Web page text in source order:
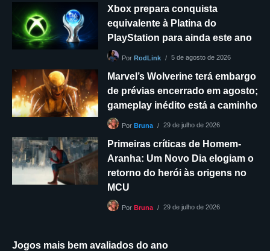
Xbox prepara conquista
equivalente à Platina do
PlayStation para ainda este ano
Por RodLink 5 de agosto de 2026
Marvel’s Wolverine terá embargo
de prévias encerrado em agosto;
gameplay inédito está a caminho
Por Bruna 29 de julho de 2026
Primeiras críticas de Homem-
Aranha: Um Novo Dia elogiam o
retorno do herói às origens no
MCU
Por Bruna 29 de julho de 2026
Jogos mais bem avaliados do ano